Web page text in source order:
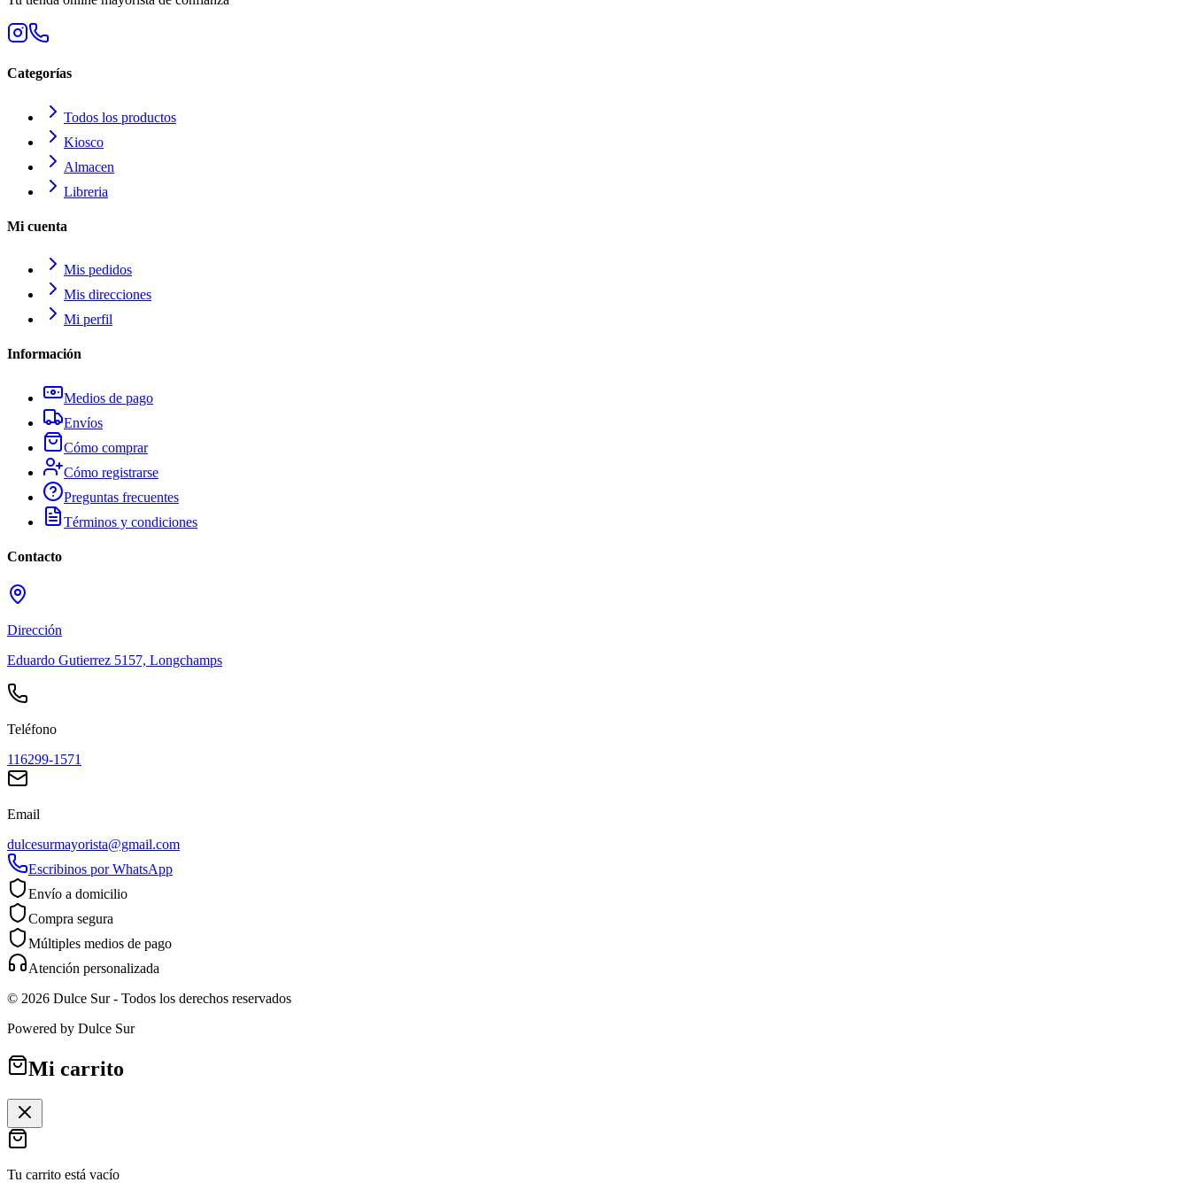
Categorías
Todos los productos
Kiosco
Almacen
Libreria
Mi cuenta
Mis pedidos
Mis direcciones
Mi perfil
Información
Medios de pago
Envíos
Cómo comprar
Cómo registrarse
Preguntas frecuentes
Términos y condiciones
Contacto
Dirección
Eduardo Gutierrez 5157, Longchamps
Teléfono
116299-1571
Email
dulcesurmayorista@gmail.com
Escribinos por WhatsApp
Envío a domicilio
Compra segura
Múltiples medios de pago
Atención personalizada
© 2026 Dulce Sur- Todos los derechos reservados
Powered by Dulce Sur
Mi carrito
Tu carrito está vacío